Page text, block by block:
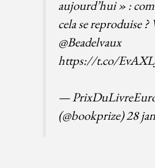
aujourd’hui » :
cela se reproduise ?
@Beadelvaux
https://t.co/
—
(@bookprize)28